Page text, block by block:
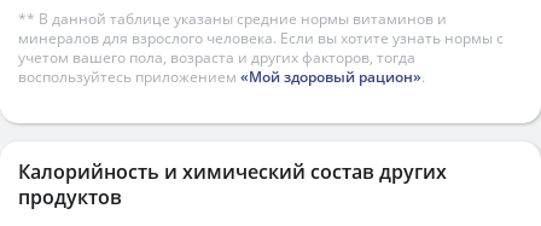
** В данной таблице указаны средние нормы витаминов и
минералов для взрослого человека. Если вы хотите узнать нормы с
учетом вашего пола, возраста и других факторов, тогда
воспользуйтесь приложением «Мой здоровый рацион».
Калорийность и химический состав других
продуктов